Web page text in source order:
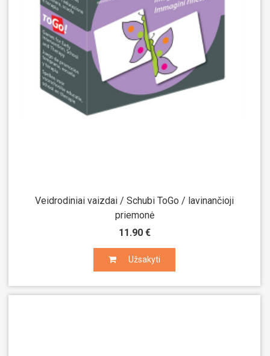
Veidrodiniai vaizdai / Schubi ToGo / lavinančioji
priemonė
11.90 €
Užsakyti
Užsakyti